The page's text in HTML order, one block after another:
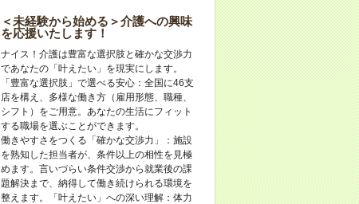
＜未経験から始める＞介護への興味
を応援いたします！
ナイス！介護は豊富な選択肢と確かな交渉力
であなたの「叶えたい」を現実にします。
「豊富な選択肢」で選べる安心：全国に46支
店を構え、多様な働き方（雇用形態、職種、
シフト）をご用意。あなたの生活にフィット
する職場を選ぶことができます。
働きやすさをつくる「確かな交渉力」：施設
を熟知した担当者が、条件以上の相性を見極
めます。言いづらい条件交渉から就業後の課
題解決まで、納得して働き続けられる環境を
整えます。「叶えたい」への深い理解：体力